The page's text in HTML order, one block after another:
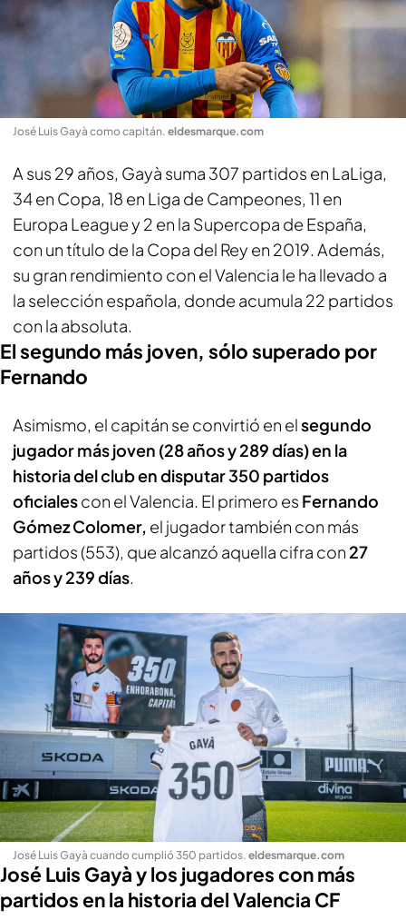
José Luis Gayà como capitán. eldesmarque.com
A sus 29 años, Gayà suma 307 partidos en LaLiga,
34 en Copa, 18 en Liga de Campeones, 11 en
Europa League y 2 en la Supercopa de España,
con un título de la Copa del Rey en 2019. Además,
su gran rendimiento con el Valencia le ha llevado a
la selección española, donde acumula 22 partidos
con la absoluta.
El segundo más joven, sólo superado por
Fernando
Asimismo, el capitán se convirtió en elsegundo
jugador más joven (28 años y 289 días) en la
historia del club en disputar 350 partidos
oficialescon el Valencia. El primero es Fernando
Gómez Colomer, el jugador también con más
partidos (553), que alcanzó aquella cifra con 27
años y 239 días.
José Luis Gayà cuando cumplió 350 partidos. eldesmarque.com
José Luis Gayà y los jugadores con más
partidos en la historia del Valencia CF